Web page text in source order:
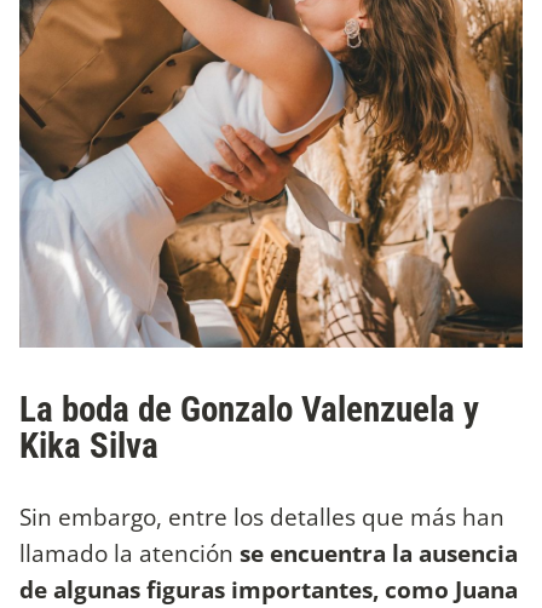
La boda de Gonzalo Valenzuela y
Kika Silva
Sin embargo, entre los detalles que más han
llamado la atención se encuentra la ausencia
de algunas figuras importantes, como Juana